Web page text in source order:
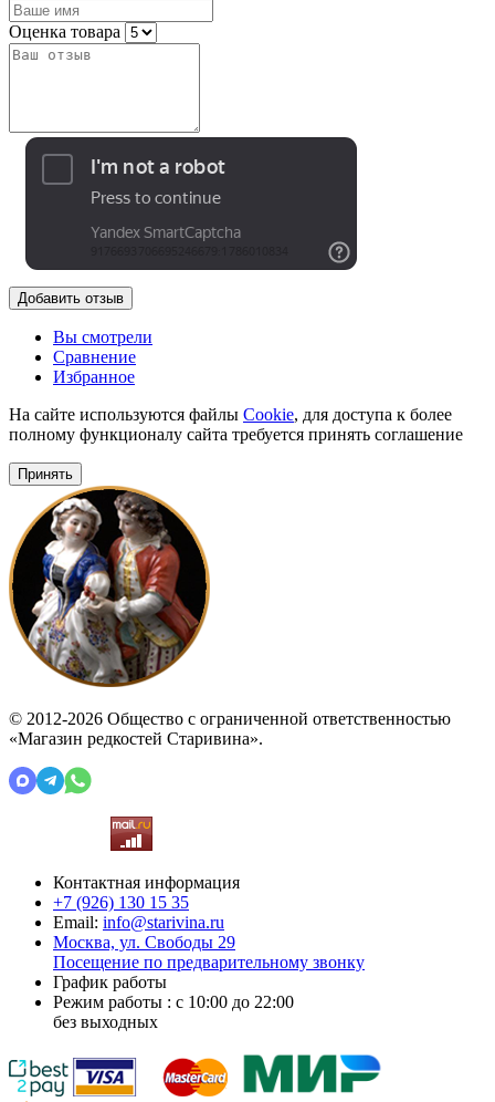
Оценка товара
Добавить отзыв
Вы смотрели
Сравнение
Избранное
На сайте используются файлы Cookie, для доступа к более
полному функционалу сайта требуется принять соглашение
Принять
© 2012-2026 Общество с ограниченной ответственностью
«Магазин редкостей Старивина».
Контактная информация
+7 (926) 130 15 35
Email: info@starivina.ru
Москва, ул. Свободы 29
Посещение по предварительному звонку
График работы
Режим работы : с 10:00 до 22:00
без выходных